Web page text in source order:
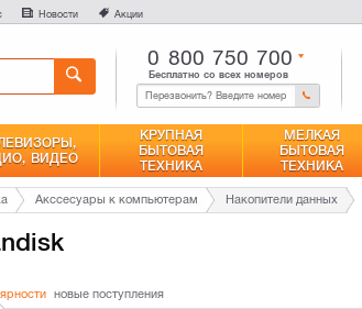
Новости Акции
0 800 750 700
Бесплатно со всех номеров
ВИДЕО
КРУПНАЯ
БЫТОВАЯ
ТЕХНИКА
МЕЛКАЯ
БЫТОВАЯ
ТЕХНИКА
Акссесуары к компьютерам Накопители данных
новые поступления
Сравнение